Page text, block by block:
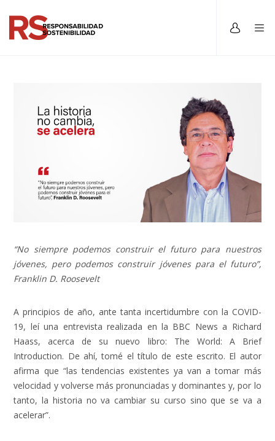
“No siempre podemos construir el futuro para nuestros
jóvenes, pero podemos construir jóvenes para el futuro”,
Franklin D. Roosevelt
A principios de año, ante tanta incertidumbre con la COVID-
19, leí una entrevista realizada en la BBC News a Richard
Haass, acerca de su nuevo libro: The World: A Brief
Introduction. De ahí, tomé el título de este escrito. El autor
afirma que “las tendencias existentes ya van a tomar más
velocidad y volverse más pronunciadas y dominantes y, por lo
tanto, la historia no va cambiar su curso sino que se va a
acelerar”.